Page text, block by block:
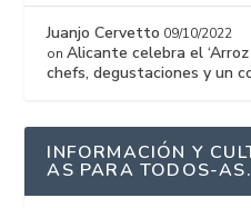
Juanjo Cervetto 09/10/2022
onAlicante celebra el
chefs, degustaciones y un
INFORMACIÓN Y
AS PARA TODOS-AS.